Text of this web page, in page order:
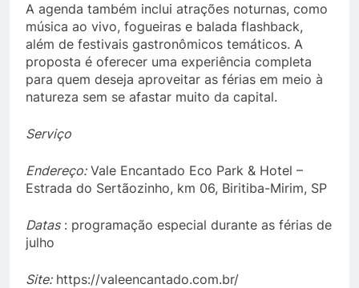
A agenda também inclui atrações noturnas, como
música ao vivo, fogueiras e balada flashback,
além de festivais gastronômicos temáticos. A
proposta é oferecer uma experiência completa
para quem deseja aproveitar as férias em meio à
natureza sem se afastar muito da capital.
Serviço
Endereço:Vale Encantado Eco Park & Hotel –
Estrada do Sertãozinho, km 06, Biritiba-Mirim, SP
Datas: programação especial durante as férias de
julho
Site:https://valeencantado.com.br/